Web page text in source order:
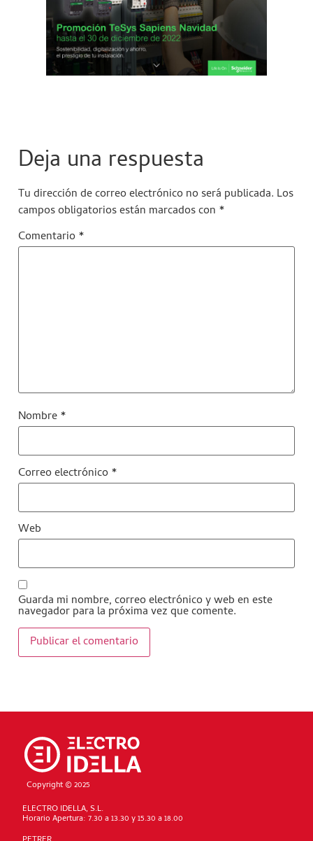
Deja una respuesta
Tu dirección de correo electrónico no será publicada. Los
campos obligatorios están marcados con *
Comentario*
Nombre*
Correo electrónico*
Web
Guarda mi nombre, correo electrónico y web en este
navegador para la próxima vez que comente.
Copyright © 2025
ELECTRO IDELLA, S.L.
Horario Apertura: 7.30 a 13.30 y 15.30 a 18.00